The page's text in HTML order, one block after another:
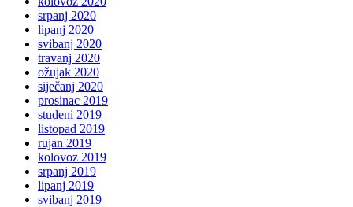
srpanj 2020
lipanj 2020
svibanj 2020
travanj 2020
ožujak 2020
siječanj 2020
prosinac 2019
studeni 2019
listopad 2019
rujan 2019
kolovoz 2019
srpanj 2019
lipanj 2019
svibanj 2019